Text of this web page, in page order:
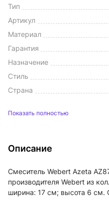
Тип
Артикул
Материал
Гарантия
Назначение
Стиль
Страна
Показать полностью
Описание
Смеситель Webert Azeta
производителя Webert из
ширина: 17 см; высота 6 см.